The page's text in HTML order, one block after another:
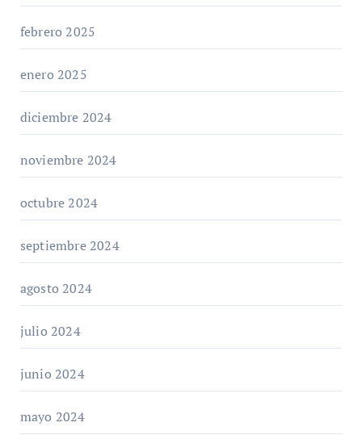
febrero 2025
enero 2025
diciembre 2024
noviembre 2024
octubre 2024
septiembre 2024
agosto 2024
julio 2024
junio 2024
mayo 2024